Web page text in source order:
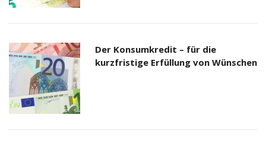
Der Konsumkredit – für die
kurzfristige Erfüllung von Wünschen